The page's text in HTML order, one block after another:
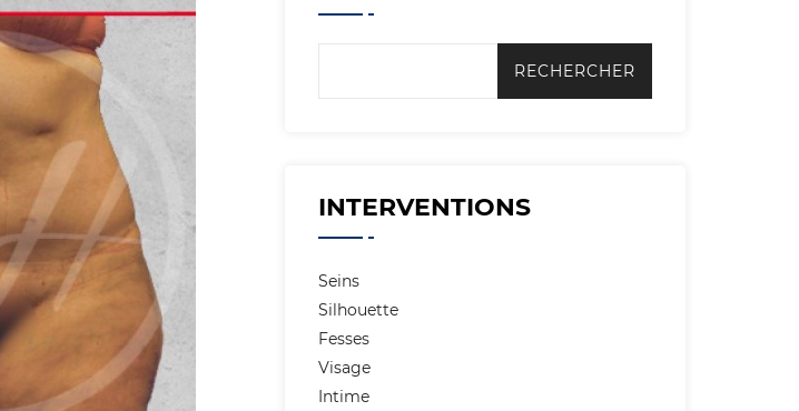
INTERVENTIONS
Seins
Silhouette
Fesses
Visage
Intime